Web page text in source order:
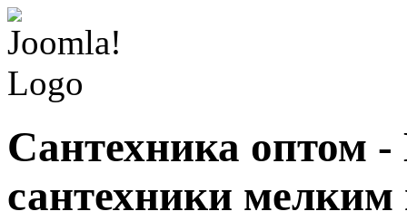
Сантехника оптом
сантехники